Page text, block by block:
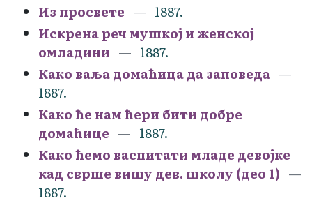
Из просвете
1887.
Искрена реч мушкој и женској
омладини
1887.
Како ваља домаћица да заповеда
1887.
Како ће нам ћери бити добре
домаћице
1887.
Како ћемо васпитати младе девојке
кад сврше вишу дев. школу (део 1)
1887.